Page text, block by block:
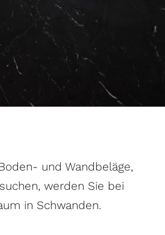
und Wandbeläge,
werden Sie bei
in Schwanden.